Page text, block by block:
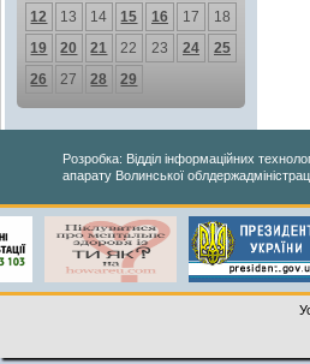
12
13 14 15 16 17
18
19
20 21 22 23 24
25
26
27 28 29
Розробка: Відділ інформаційних
апарату Волинської